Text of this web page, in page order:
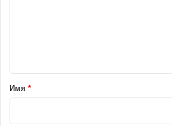
а
и
Имя *